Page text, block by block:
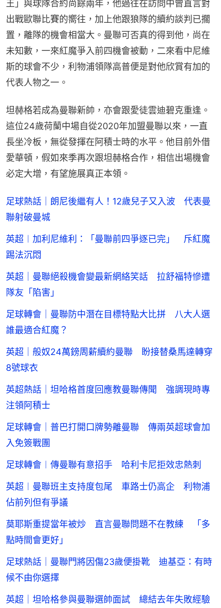
王」與球隊合約尚餘兩年，他過往在訪問中曾直言對
出戰歐聯比賽的嚮往，加上他跟狼隊的續約談判已擱
置，離隊的機會相當大。曼聯可否真的得到他，尚在
未知數，一來紅魔爭入前四機會被動，二來看中尼維
斯的球會不少，利物浦領隊高普便是對他欣賞有加的
代表人物之一。
坦赫格若成為曼聯新帥，亦會跟愛徒雲迪碧克重逢。
這位24歲荷蘭中場自從2020年加盟曼聯以來，一直
長坐冷板，無從發揮在阿積士時的水平。他目前外借
愛華頓，假如來季再次跟坦赫格合作，相信出場機會
必定大增，有望施展真正本領。
足球熱話｜朗尼後繼有人！12歲兒子又入波 代表曼
聯射破曼城
英超︱加利尼維利：「曼聯前四爭逐已完」 斥紅魔
踢法沉悶
英超｜曼聯絕殺機會變最新網絡笑話 拉舒福特慘遭
隊友「陷害」
足球轉會｜曼聯防中潛在目標特點大比拼 八大人選
誰最適合紅魔？
英超｜般奴24萬鎊周薪續約曼聯 盼接替桑馬達轉穿
8號球衣
英超熱話｜坦哈格首度回應教曼聯傳聞 強調現時專
注領阿積士
足球轉會｜普巴打開口牌勢離曼聯 傳兩英超球會加
入免簽戰團
足球轉會︱傳曼聯有意招手 哈利卡尼拒效忠熱刺
英超︱曼聯班主支持度包尾 車路士仍高企 利物浦
佔前列但有爭議
莫耶斯重提當年被炒 直言曼聯問題不在教練 「多
點時間會更好」
足球熱話｜曼聯門將因傷23歲便掛靴 迪基亞：有時
候不由你選擇
英超｜坦哈格參與曼聯選帥面試 總結去年失敗經驗